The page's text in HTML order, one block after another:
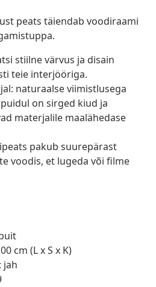
peats täiendab voodiraami
stiilne värvus ja disain
teie interjööriga.
naturaalse viimistlusega
on sirged kiud ja
materjalile maalähedase
pakub suurepärast
voodis, et lugeda või filme
cm (L x S x K)
jah